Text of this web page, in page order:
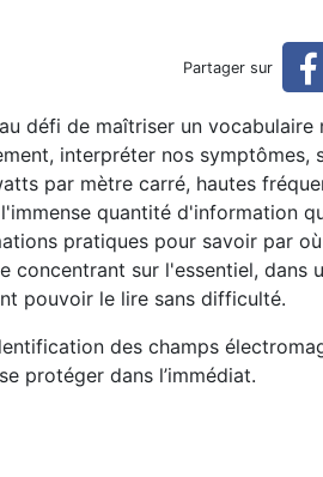
de base
Partager sur
défi de maîtriser un vocabulaire
interpréter nos symptômes,
par mètre carré, hautes
quantité d'information
pratiques pour savoir par
concentrant sur l'essentiel, dans
pouvoir le lire sans difficulté.
des champs
protéger dans l’immédiat.